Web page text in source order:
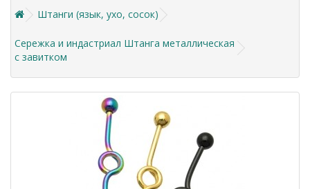
Штанги (язык, ухо, сосок)
Сережка и индастриал Штанга металлическая
с завитком